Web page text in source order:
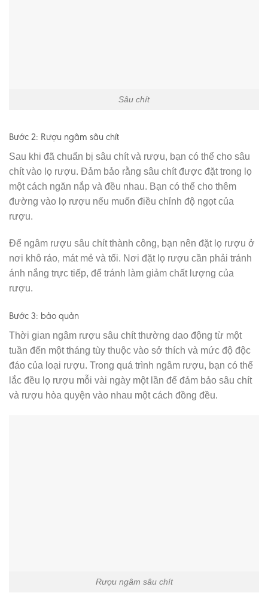
Sâu chít
Bước 2: Rượu ngâm sâu chít
Sau khi đã chuẩn bị sâu chít và rượu, bạn có thể cho sâu
chít vào lọ rượu. Đảm bảo rằng sâu chít được đặt trong lọ
một cách ngăn nắp và đều nhau. Bạn có thể cho thêm
đường vào lọ rượu nếu muốn điều chỉnh độ ngọt của
rượu.
Để ngâm rượu sâu chít thành công, bạn nên đặt lọ rượu ở
nơi khô ráo, mát mẻ và tối. Nơi đặt lọ rượu cần phải tránh
ánh nắng trực tiếp, để tránh làm giảm chất lượng của
rượu.
Bước 3: bảo quản
Thời gian ngâm rượu sâu chít thường dao động từ một
tuần đến một tháng tùy thuộc vào sở thích và mức độ độc
đáo của loại rượu. Trong quá trình ngâm rượu, bạn có thể
lắc đều lọ rượu mỗi vài ngày một lần để đảm bảo sâu chít
và rượu hòa quyện vào nhau một cách đồng đều.
Rượu ngâm sâu chít